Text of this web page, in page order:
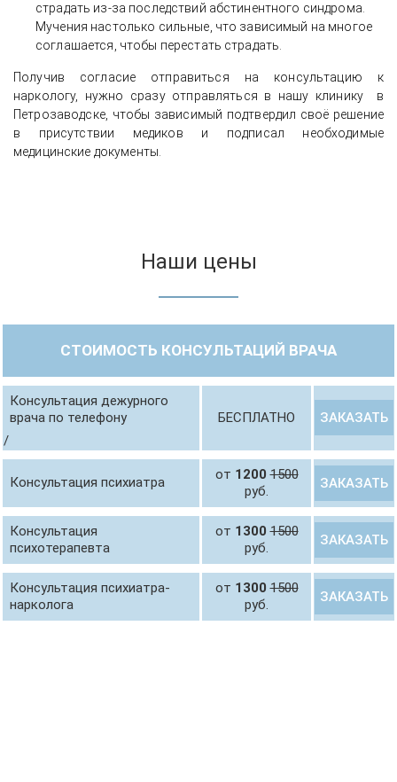
страдать из-за последствий абстинентного синдрома.
Мучения настолько сильные, что зависимый на многое
соглашается, чтобы перестать страдать.
Получив согласие отправиться на консультацию к
наркологу, нужно сразу отправляться в нашу клинику в
Петрозаводске, чтобы зависимый подтвердил своё решение
в присутствии медиков и подписал необходимые
медицинские документы.
Наши цены
СТОИМОСТЬ КОНСУЛЬТАЦИЙ ВРАЧА
Консультация дежурного
врача по телефону
/
БЕСПЛАТНО ЗАКАЗАТЬ
Консультация психиатра от 12001500
руб.
ЗАКАЗАТЬ
Консультация
психотерапевта
от 13001500
руб.
ЗАКАЗАТЬ
Консультация психиатра-
нарколога
от 13001500
руб.
ЗАКАЗАТЬ